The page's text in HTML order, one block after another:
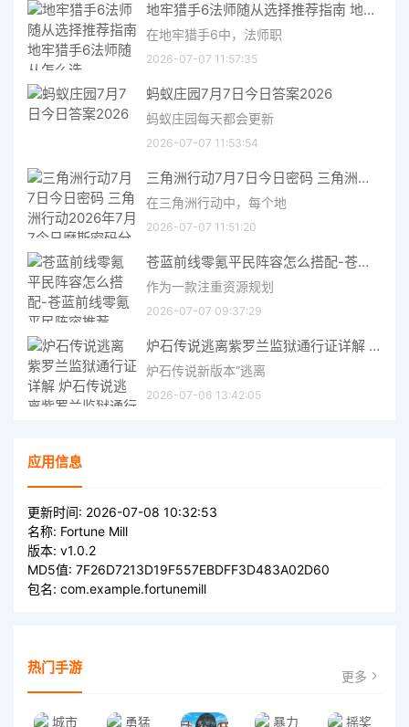
地牢猎手6法师随从选择推荐指南 地牢猎手6法师随从怎么选
在地牢猎手6中，法师职
2026-07-07 11:57:35
蚂蚁庄园7月7日今日答案2026
蚂蚁庄园每天都会更新
2026-07-07 11:53:54
三角洲行动7月7日今日密码 三角洲行动2026年7月7今日摩斯密码分享
在三角洲行动中，每个地
2026-07-07 11:51:20
苍蓝前线零氪平民阵容怎么搭配-苍蓝前线零氪平民阵容推荐
作为一款注重资源规划
2026-07-07 09:37:29
炉石传说逃离紫罗兰监狱通行证详解 炉石传说逃离紫罗兰监狱通行证介绍
炉石传说新版本“逃离
2026-07-06 13:42:05
应用信息
更新时间: 2026-07-08 10:32:53
名称: Fortune Mill
版本: v1.0.2
MD5值: 7F26D7213D19F557EBDFF3D483A02D60
包名: com.example.fortunemill
热门手游 更多